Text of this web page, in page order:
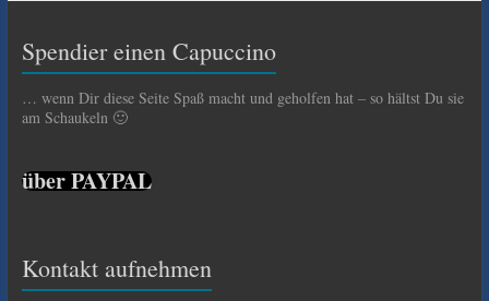
Spendier einen Capuccino
… wenn Dir diese Seite Spaß macht und geholfen hat – so hältst Du sie
am Schaukeln 🙂
über PAYPAL
Kontakt aufnehmen